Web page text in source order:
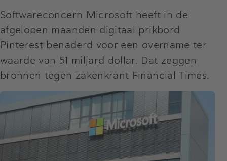
Softwareconcern Microsoft heeft in de
afgelopen maanden digitaal prikbord
Pinterest benaderd voor een overname ter
waarde van 51 miljard dollar. Dat zeggen
bronnen tegen zakenkrant Financial Times.